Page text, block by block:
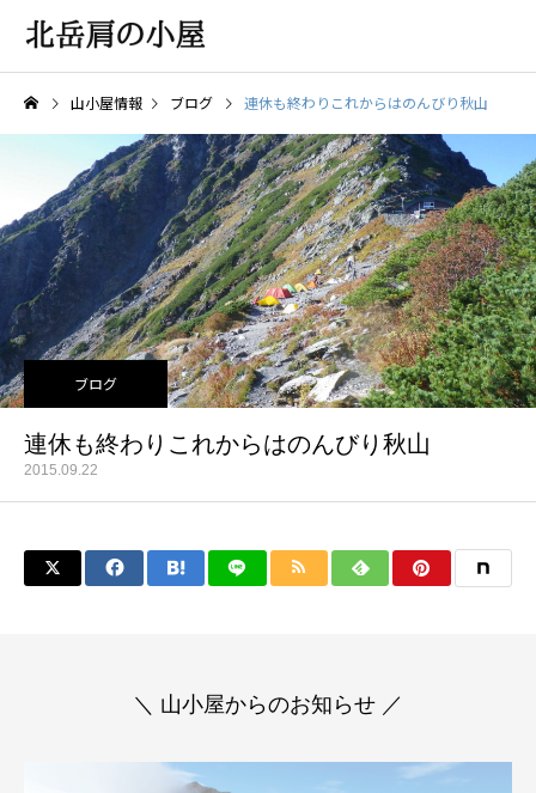
山小屋情報 ブログ 連休も終わりこれからはのんびり秋山
ブログ
連休も終わりこれからはのんびり秋山
2015.09.22
＼ 山小屋からのお知らせ ／